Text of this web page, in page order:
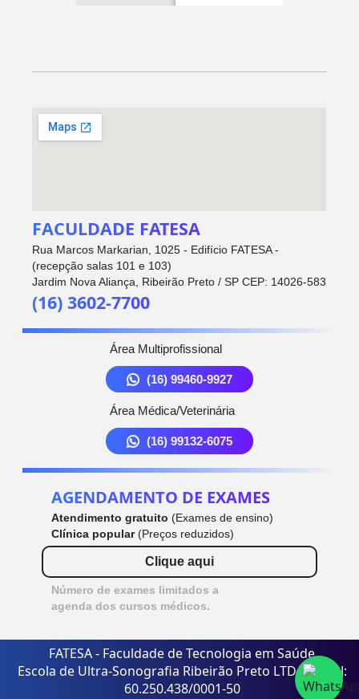
FACULDADE FATESA
Rua Marcos Markarian, 1025 - Edifício FATESA -
(recepção salas 101 e 103)
Jardim Nova Aliança, Ribeirão Preto / SP CEP: 14026-583
(16) 3602-7700
Área Multiprofissional
(16) 99460-9927
Área Médica/Veterinária
(16) 99132-6075
AGENDAMENTO DE EXAMES
Atendimento gratuito (Exames de ensino)
Clínica popular(Preços reduzidos)
Clique aqui
Número de exames limitados a
agenda dos cursos médicos.
FATESA - Faculdade de Tecnologia em Saúde
Escola de Ultra-Sonografia Ribeirão Preto LTDA - CNPJ:
60.250.438/0001-50